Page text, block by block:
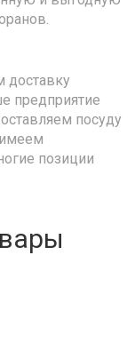
доставку
предприятие
посуду
позиции